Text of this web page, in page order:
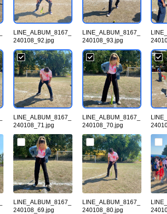
LINE_ALBUM_8167_
240108_92.jpg
LINE_ALBUM_8167_
240108_93.jpg
LINE_ALBUM_8167_
240108_71.jpg
LINE_ALBUM_8167_
240108_70.jpg
LINE_ALBUM_8167_
240108_69.jpg
LINE_ALBUM_8167_
240108_80.jpg